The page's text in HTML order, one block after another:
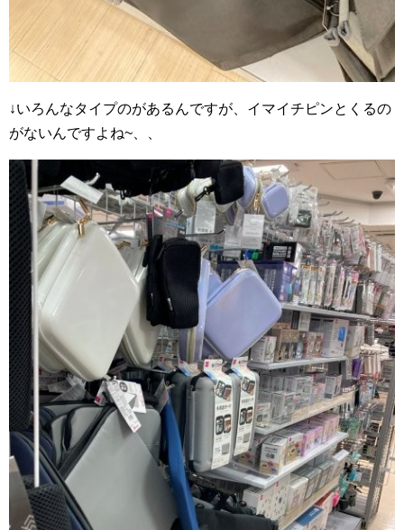
↓いろんなタイプのがあるんですが、イマイチピンとくるの
がないんですよね~、、